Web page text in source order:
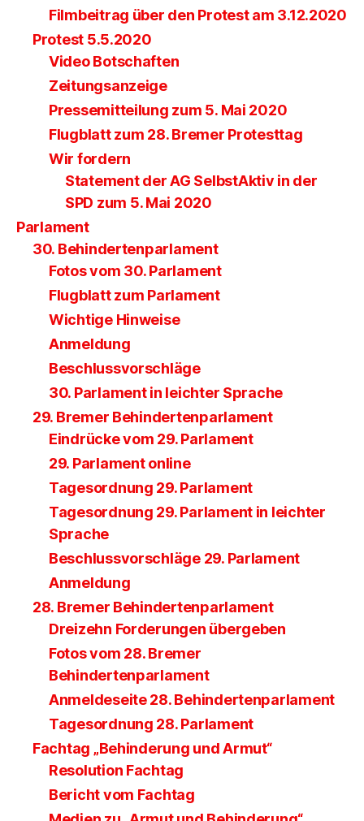
Filmbeitrag über den Protest am 3.12.2020
Protest 5.5.2020
Video Botschaften
Zeitungsanzeige
Pressemitteilung zum 5. Mai 2020
Flugblatt zum 28. Bremer Protesttag
Wir fordern
Statement der AG SelbstAktiv in der
SPD zum 5. Mai 2020
Parlament
30. Behindertenparlament
Fotos vom 30. Parlament
Flugblatt zum Parlament
Wichtige Hinweise
Anmeldung
Beschlussvorschläge
30. Parlament in leichter Sprache
29. Bremer Behindertenparlament
Eindrücke vom 29. Parlament
29. Parlament online
Tagesordnung 29. Parlament
Tagesordnung 29. Parlament in leichter
Sprache
Beschlussvorschläge 29. Parlament
Anmeldung
28. Bremer Behindertenparlament
Dreizehn Forderungen übergeben
Fotos vom 28. Bremer
Behindertenparlament
Anmeldeseite 28. Behindertenparlament
Tagesordnung 28. Parlament
Fachtag „Behinderung und Armut“
Resolution Fachtag
Bericht vom Fachtag